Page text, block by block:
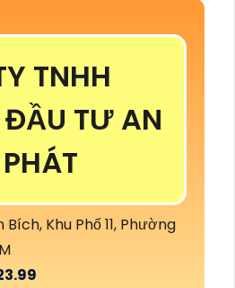
TNHH
TƯ AN
Bích, Khu Phố 11, Phường